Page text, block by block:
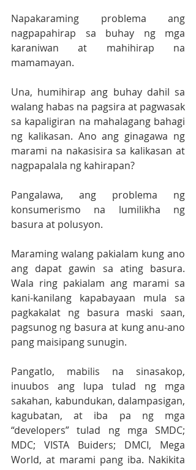
Napakaraming problema ang
nagpapahirap sa buhay ng mga
karaniwan at mahihirap na
mamamayan.
Una, humihirap ang buhay dahil sa
walang habas na pagsira at pagwasak
sa kapaligiran na mahalagang bahagi
ng kalikasan. Ano ang ginagawa ng
marami na nakasisira sa kalikasan at
nagpapalala ng kahirapan?
Pangalawa, ang problema ng
konsumerismo na lumilikha ng
basura at polusyon.
Maraming walang pakialam kung ano
ang dapat gawin sa ating basura.
Wala ring pakialam ang marami sa
kani-kanilang kapabayaan mula sa
pagkakalat ng basura maski saan,
pagsunog ng basura at kung anu-ano
pang maisipang sunugin.
Pangatlo, mabilis na sinasakop,
inuubos ang lupa tulad ng mga
sakahan, kabundukan, dalampasigan,
kagubatan, at iba pa ng mga
“developers” tulad ng mga SMDC;
MDC; VISTA Buiders; DMCI, Mega
World, at marami pang iba. Nakikita